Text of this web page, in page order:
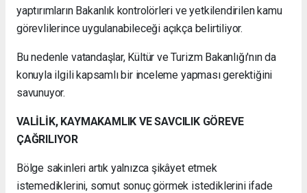
yaptırımların Bakanlık kontrolörleri ve yetkilendirilen kamu
görevlilerince uygulanabileceği açıkça belirtiliyor.
Bu nedenle vatandaşlar, Kültür ve Turizm Bakanlığı'nın da
konuyla ilgili kapsamlı bir inceleme yapması gerektiğini
savunuyor.
VALİLİK, KAYMAKAMLIK VE SAVCILIK GÖREVE
ÇAĞRILIYOR
Bölge sakinleri artık yalnızca şikâyet etmek
istemediklerini, somut sonuç görmek istediklerini ifade